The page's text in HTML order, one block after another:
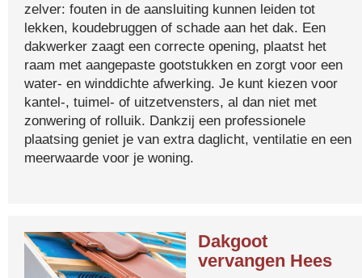
zelver: fouten in de aansluiting kunnen leiden tot
lekken, koudebruggen of schade aan het dak. Een
dakwerker zaagt een correcte opening, plaatst het
raam met aangepaste gootstukken en zorgt voor een
water- en winddichte afwerking. Je kunt kiezen voor
kantel-, tuimel- of uitzetvensters, al dan niet met
zonwering of rolluik. Dankzij een professionele
plaatsing geniet je van extra daglicht, ventilatie en een
meerwaarde voor je woning.
Dakgoot
vervangen Hees